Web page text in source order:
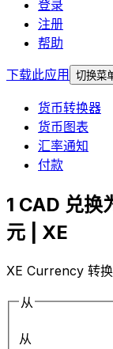
登录
注册
帮助
下载此应用
切换菜
货币转换器
货币图表
汇率通知
付款
1 CAD 兑
元 | XE
XE Currency 转
从
从